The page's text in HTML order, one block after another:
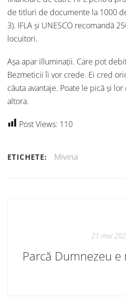
de titluri de documente la 1000
3). IFLA și UNESCO recomandă
locuitori.
Așa apar illuminații. Care pot
Bezmeticii îi vor crede. Ei cred
căuta avantaje. Poate le pică și
altora.
Post Views: 110
ETICHETE: Mivina
21 mai